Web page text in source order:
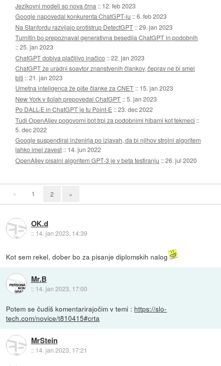
Jezikovni modeli so nova črna :: 12. feb 2023
Google napovedal konkurenta ChatGPT-ju ::6. feb 2023
Na Stanfordu razvijajo protistrup DetectGPT ::29. jan 2023
Turnitin bo prepoznaval generativna besedila ChatGPT in podobnih
::25. jan 2023
ChatGPT dobiva plačljivo inačico ::22. jan 2023
ChatGPT že uradni soavtor znanstvenih člankov, čeprav ne bi smel
biti ::21. jan 2023
Umetna inteligenca že piše članke za CNET :: 15. jan 2023
New York v šolah prepovedal ChatGPT ::5. jan 2023
Po DALL-E in ChatGPT je tu Point-E ::23. dec 2022
Tudi OpenAIjev pogovorni bot trpi za podobnimi hibami kot tekmeci ::
5. dec 2022
Google suspendiral inženirja po izjavah, da bi njihov strojni algoritem
lahko imel zavest :: 14. jun 2022
OpenAIjev pisalni algoritem GPT-3 je v beta testiranju ::26. jul 2020
« 1 2 »
OK.d
:: 14. jan 2023, 14:39
Kot sem rekel, dober bo za pisanje diplomskih nalog
Mr.B
:: 14. jan 2023, 17:00
Potem se čudiš komentarirajočim v temi : https://slo-
tech.com/novice/t810415#crta
MrStein
:: 14. jan 2023, 17:21